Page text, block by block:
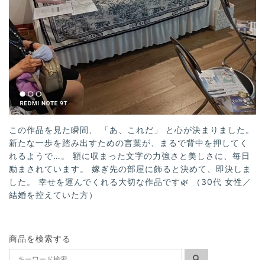
この作品を見た瞬間、 「あ、これだ」 と心が決まりました。
新たな一歩を踏み出すための言葉が、まるで背中を押してく
れるようで…。 額に収まった文字の力強さと美しさに、毎日
励まされています。 嫁ぎ先の部屋に飾ると決めて、即決しま
した。 幸せを運んでくれる大切な作品です🌿 （30代 女性／
結婚を控えていた方）
商品を検索する